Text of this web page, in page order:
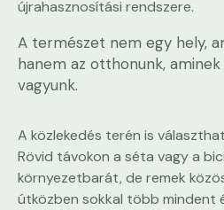
újrahasznosítási rendszere.
A természet nem egy hely,
hanem az otthonunk,
vagyunk.
A közlekedés terén is
Rövid távokon a séta vagy a
környezetbarát, de remek
útközben sokkal több mindent